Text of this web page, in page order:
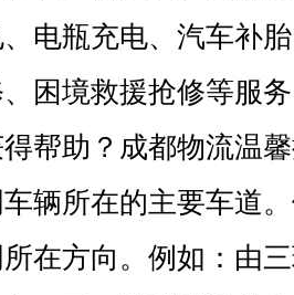
电瓶充电、汽车补
困境救援抢修等服
帮助？成都物流温
辆所在的主要车道
在方向。例如：由